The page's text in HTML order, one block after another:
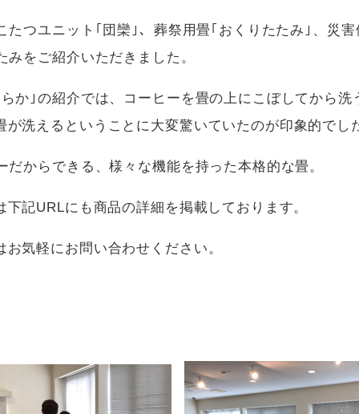
応薄畳
リバーシブル畳
ニングタ
ジョイントマット
たつユニット｢団欒｣、葬祭用畳｢おくりたたみ｣、災
をご紹介いただきました。
か｣の紹介では、コーヒーを畳の上にこぼしてから
が洗えるということに大変驚いていたのが印象的でし
からできる、様々な機能を持った本格的な畳。
記URLにも商品の詳細を掲載しております。
気軽にお問い合わせください。